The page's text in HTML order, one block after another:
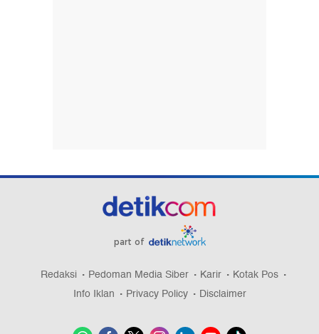
part of
Redaksi Pedoman Media Siber Karir
Kotak Pos
Info Iklan
Privacy Policy Disclaimer